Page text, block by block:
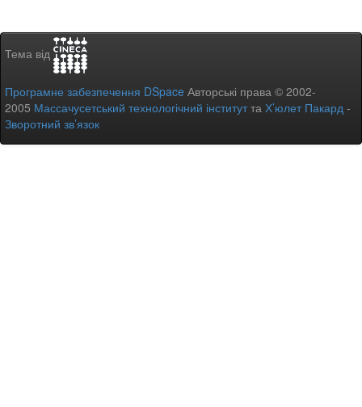
Тема від
Програмне забезпечення DSpace Авторські права © 2002-
2005 Массачусетський технологічний інститутта Х’юлет Пакард -
Зворотний зв’язок